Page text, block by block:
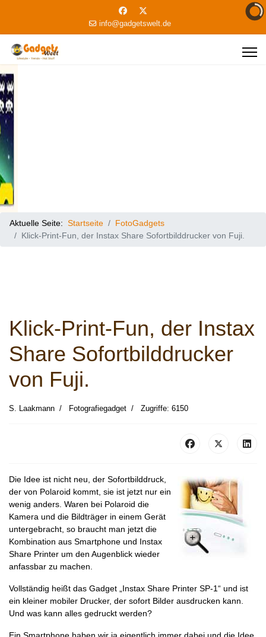
info@gadgetswelt.de
Aktuelle Seite: Startseite
FotoGadgets
Klick-Print-Fun, der Instax Share Sofortbilddrucker von Fuji.
Klick-Print-Fun, der Instax
Share Sofortbilddrucker
von Fuji.
S. Laakmann Fotografiegadget Zugriffe: 6150
Die Idee ist nicht neu, der Sofortbilddruck,
der von Polaroid kommt, sie ist jetzt nur ein
wenig anders. Waren bei Polaroid die
Kamera und die Bildträger in einem Gerät
untergebracht, so braucht man jetzt die
Kombination aus Smartphone und Instax
Share Printer um den Augenblick wieder
anfassbar zu machen.
Vollständig heißt das Gadget „Instax Share Printer SP-1“ und ist
ein kleiner mobiler Drucker, der sofort Bilder ausdrucken kann.
Und was kann alles gedruckt werden?